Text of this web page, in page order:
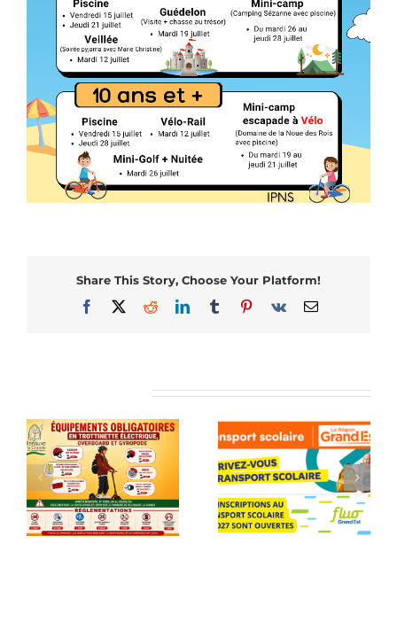
Share This Story, Choose Your Platform!
Facebook
X RedditLinkedInTumblrPinterest
Vk Email